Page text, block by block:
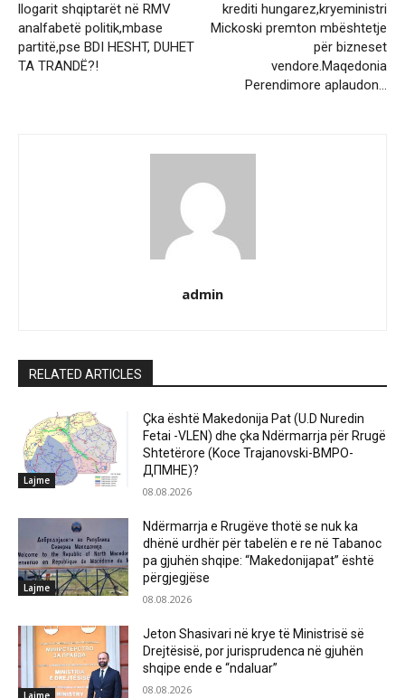
llogarit shqiptarët në RMV
analfabetë politik,mbase
partitë,pse BDI HESHT, DUHET
TA TRANDË?!
krediti hungarez,kryeministri
Mickoski premton mbështetje
për bizneset
vendore.Maqedonia
Perendimore aplaudon…
admin
RELATED ARTICLES
Lajme
Çka është Makedonija Pat (U.D Nuredin
Fetai -VLEN) dhe çka Ndërmarrja për Rrugë
Shtetërore (Koce Trajanovski-ВМРО-
ДПМНЕ)?
08.08.2026
Lajme
Ndërmarrja e Rrugëve thotë se nuk ka
dhënë urdhër për tabelën e re në Tabanoc
pa gjuhën shqipe: “Makedonijapat” është
përgjegjëse
08.08.2026
Lajme
Jeton Shasivari në krye të Ministrisë së
Drejtësisë, por jurisprudenca në gjuhën
shqipe ende e “ndaluar”
08.08.2026